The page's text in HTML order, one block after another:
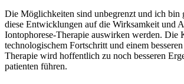
Die Möglichkeiten sind unbegrenzt und ich bin
diese Entwicklungen auf die Wirksamkeit ‍und
Iontophorese-Therapie auswirken ​werden. Die
technologischem Fortschritt und ‌einem
Therapie⁣ wird hoffentlich zu noch besseren
patienten⁣ führen.